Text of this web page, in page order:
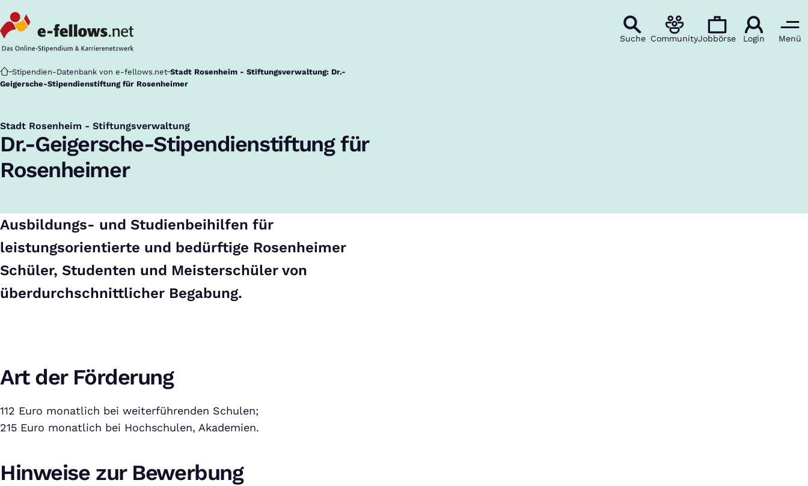
Suche CommunityJobbörse Login Menü
Startseite
Stipendien-Datenbank von e-fellows.net Stadt Rosenheim - Stiftungsverwaltung: Dr.-
Geigersche-Stipendienstiftung für Rosenheimer
Stadt Rosenheim - Stiftungsverwaltung
:Dr.-Geigersche-Stipendienstiftung für
Rosenheimer
Ausbildungs- und Studienbeihilfen für
leistungsorientierte und bedürftige Rosenheimer
Schüler, Studenten und Meisterschüler von
überdurchschnittlicher Begabung.
Art der Förderung
112 Euro monatlich bei weiterführenden Schulen;
215 Euro monatlich bei Hochschulen, Akademien.
Hinweise zur Bewerbung